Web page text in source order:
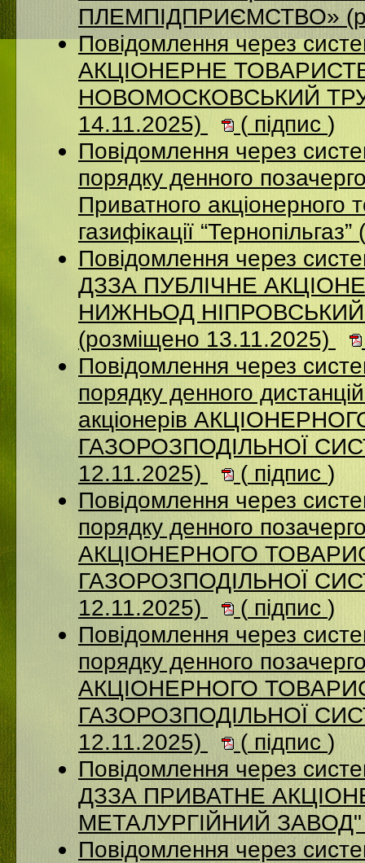
ПЛЕМПІДПРИЄМСТВО»
Повідомлення через
АКЦIОНЕРНЕ
НОВОМОСКОВСЬКИЙ
14.11.2025)
( підпис )
Повідомлення через
порядку денного
Приватного акціонерного
газифікації
Повідомлення через
ДЗЗА ПУБЛІЧНЕ
НИЖНЬОД
(розміщено 13.11.2025)
Повідомлення через
порядку денного
акціонерів
ГАЗОРОЗПОДІЛЬНОЇ
12.11.2025)
( підпис )
Повідомлення через
порядку денного
АКЦІОНЕРНОГО
ГАЗОРОЗПОДІЛЬНОЇ
12.11.2025)
( підпис )
Повідомлення через
порядку денного
АКЦІОНЕРНОГО
ГАЗОРОЗПОДІЛЬНОЇ
12.11.2025)
( підпис )
Повідомлення через
ДЗЗА ПРИВАТНЕ
МЕТАЛУРГІЙНИЙ ЗАВОД"
Повідомлення через